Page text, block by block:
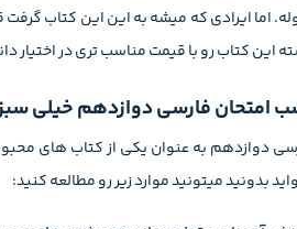
اما ایرادی که میشه به این این کتاب
این کتاب رو با قیمت مناسب تری در اختیار
امتحان فارسی دوازدهم خیلی‌
دوازدهم به عنوان یکی از کتاب های
بدونید میتونید موارد زیر رو مطالعه کنید: